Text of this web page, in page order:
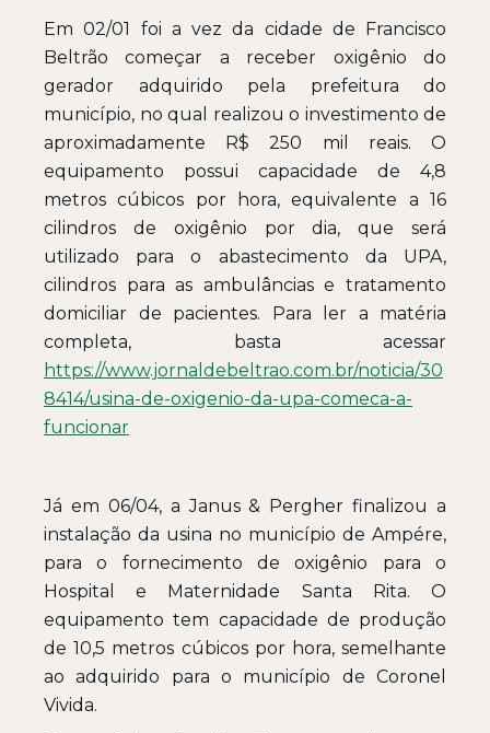
Em 02/01 foi a vez da cidade de Francisco
Beltrão começar a receber oxigênio do
gerador adquirido pela prefeitura do
município, no qual realizou o investimento de
aproximadamente R$ 250 mil reais. O
equipamento possui capacidade de 4,8
metros cúbicos por hora, equivalente a 16
cilindros de oxigênio por dia, que será
utilizado para o abastecimento da UPA,
cilindros para as ambulâncias e tratamento
domiciliar de pacientes. Para ler a matéria
completa, basta acessar
https://www.jornaldebeltrao.com.br/noticia/30
8414/usina-de-oxigenio-da-upa-comeca-a-
funcionar
Já em 06/04, a Janus & Pergher finalizou a
instalação da usina no município de Ampére,
para o fornecimento de oxigênio para o
Hospital e Maternidade Santa Rita. O
equipamento tem capacidade de produção
de 10,5 metros cúbicos por hora, semelhante
ao adquirido para o município de Coronel
Vivida.